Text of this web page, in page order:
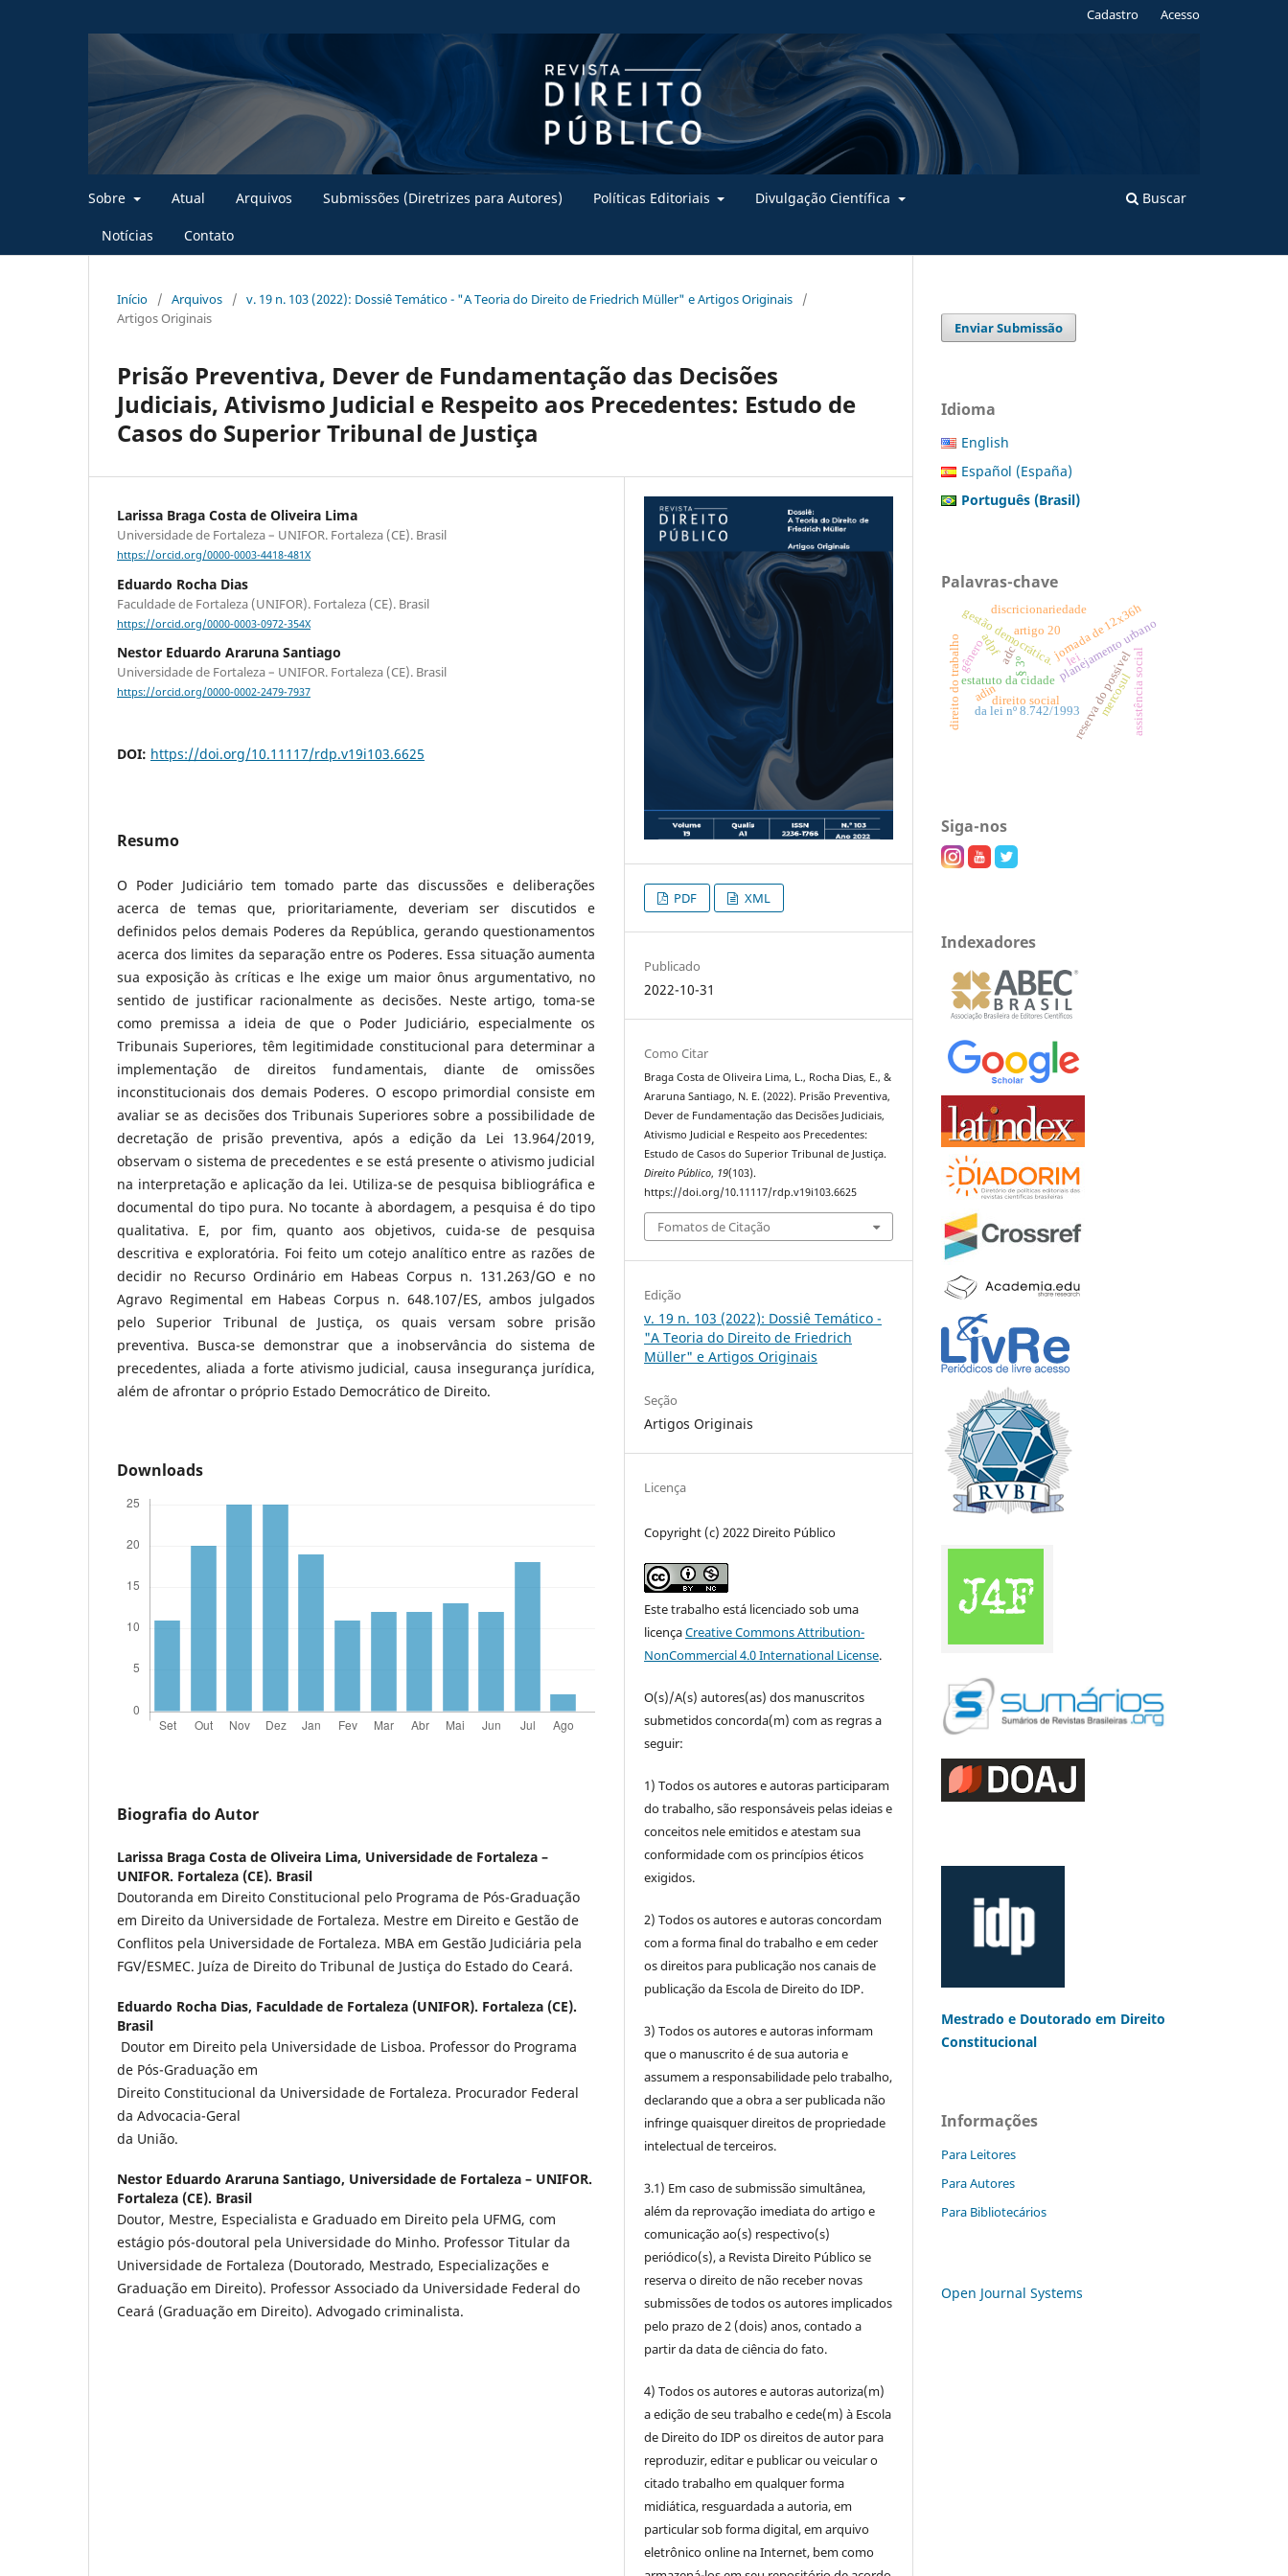
Sobre Atual Arquivos Submissões (Diretrizes para Autores) Políticas Editoriais Divulgação Científica
Notícias Contato
Buscar
Cadastro Acesso
Início / Arquivos / v. 19 n. 103 (2022): Dossiê Temático - "A Teoria do Direito de Friedrich Müller" e Artigos Originais
/
Artigos Originais
Prisão Preventiva, Dever de Fundamentação das Decisões
Judiciais, Ativismo Judicial e Respeito aos Precedentes: Estudo de
Casos do Superior Tribunal de Justiça
Larissa Braga Costa de Oliveira Lima
Universidade de Fortaleza – UNIFOR. Fortaleza (CE). Brasil
https://orcid.org/0000-0003-4418-481X
Eduardo Rocha Dias
Faculdade de Fortaleza (UNIFOR). Fortaleza (CE). Brasil
https://orcid.org/0000-0003-0972-354X
Nestor Eduardo Araruna Santiago
Universidade de Fortaleza – UNIFOR. Fortaleza (CE). Brasil
https://orcid.org/0000-0002-2479-7937
DOI: https://doi.org/10.11117/rdp.v19i103.6625
Resumo
O Poder Judiciário tem tomado parte das discussões e deliberações
acerca de temas que, prioritariamente, deveriam ser discutidos e
definidos pelos demais Poderes da República, gerando questionamentos
acerca dos limites da separação entre os Poderes. Essa situação aumenta
sua exposição às críticas e lhe exige um maior ônus argumentativo, no
sentido de justificar racionalmente as decisões. Neste artigo, toma-se
como premissa a ideia de que o Poder Judiciário, especialmente os
Tribunais Superiores, têm legitimidade constitucional para determinar a
implementação de direitos fundamentais, diante de omissões
inconstitucionais dos demais Poderes. O escopo primordial consiste em
avaliar se as decisões dos Tribunais Superiores sobre a possibilidade de
decretação de prisão preventiva, após a edição da Lei 13.964/2019,
observam o sistema de precedentes e se está presente o ativismo judicial
na interpretação e aplicação da lei. Utiliza-se de pesquisa bibliográfica e
documental do tipo pura. No tocante à abordagem, a pesquisa é do tipo
qualitativa. E, por fim, quanto aos objetivos, cuida-se de pesquisa
descritiva e exploratória. Foi feito um cotejo analítico entre as razões de
decidir no Recurso Ordinário em Habeas Corpus n. 131.263/GO e no
Agravo Regimental em Habeas Corpus n. 648.107/ES, ambos julgados
pelo Superior Tribunal de Justiça, os quais versam sobre prisão
preventiva. Busca-se demonstrar que a inobservância do sistema de
precedentes, aliada a forte ativismo judicial, causa insegurança jurídica,
além de afrontar o próprio Estado Democrático de Direito.
Downloads
Biografia do Autor
Larissa Braga Costa de Oliveira Lima, Universidade de Fortaleza –
UNIFOR. Fortaleza (CE). Brasil
Doutoranda em Direito Constitucional pelo Programa de Pós-Graduação
em Direito da Universidade de Fortaleza. Mestre em Direito e Gestão de
Conflitos pela Universidade de Fortaleza. MBA em Gestão Judiciária pela
FGV/ESMEC. Juíza de Direito do Tribunal de Justiça do Estado do Ceará.
Eduardo Rocha Dias, Faculdade de Fortaleza (UNIFOR). Fortaleza (CE).
Brasil
Doutor em Direito pela Universidade de Lisboa. Professor do Programa
de Pós-Graduação em
Direito Constitucional da Universidade de Fortaleza. Procurador Federal
da Advocacia-Geral
da União.
Nestor Eduardo Araruna Santiago, Universidade de Fortaleza – UNIFOR.
Fortaleza (CE). Brasil
Doutor, Mestre, Especialista e Graduado em Direito pela UFMG, com
estágio pós-doutoral pela Universidade do Minho. Professor Titular da
Universidade de Fortaleza (Doutorado, Mestrado, Especializações e
Graduação em Direito). Professor Associado da Universidade Federal do
Ceará (Graduação em Direito). Advogado criminalista.
PDF XML
Publicado
2022-10-31
Como Citar
Braga Costa de Oliveira Lima, L., Rocha Dias, E., &
Araruna Santiago, N. E. (2022). Prisão Preventiva,
Dever de Fundamentação das Decisões Judiciais,
Ativismo Judicial e Respeito aos Precedentes:
Estudo de Casos do Superior Tribunal de Justiça.
Direito Público, 19(103).
https://doi.org/10.11117/rdp.v19i103.6625
Fomatos de Citação
Edição
v. 19 n. 103 (2022): Dossiê Temático -
"A Teoria do Direito de Friedrich
Müller" e Artigos Originais
Seção
Artigos Originais
Licença
Copyright (c) 2022 Direito Público
Este trabalho está licenciado sob uma
licençaCreative Commons Attribution-
NonCommercial 4.0 International License.
O(s)/A(s) autores(as) dos manuscritos
submetidos concorda(m) com as regras a
seguir:
1) Todos os autores e autoras participaram
do trabalho, são responsáveis pelas ideias e
conceitos nele emitidos e atestam sua
conformidade com os princípios éticos
exigidos.
2) Todos os autores e autoras concordam
com a forma final do trabalho e em ceder
os direitos para publicação nos canais de
publicação da Escola de Direito do IDP.
3) Todos os autores e autoras informam
que o manuscrito é de sua autoria e
assumem a responsabilidade pelo trabalho,
declarando que a obra a ser publicada não
infringe quaisquer direitos de propriedade
intelectual de terceiros.
3.1) Em caso de submissão simultânea,
além da reprovação imediata do artigo e
comunicação ao(s) respectivo(s)
periódico(s), a Revista Direito Público se
reserva o direito de não receber novas
submissões de todos os autores implicados
pelo prazo de 2 (dois) anos, contado a
partir da data de ciência do fato.
4) Todos os autores e autoras autoriza(m)
a edição de seu trabalho e cede(m) à Escola
de Direito do IDP os direitos de autor para
reproduzir, editar e publicar ou veicular o
citado trabalho em qualquer forma
midiática, resguardada a autoria, em
particular sob forma digital, em arquivo
eletrônico online na Internet, bem como
Enviar Submissão
Idioma
English
Español (España)
Português (Brasil)
Palavras-chave
planejamento urbano
estatuto da cidade
gestão democrática.
reserva do possível
discricionariedade
lei
direito social assistência social
artigo 20
§ 3º
da lei nº 8.742/1993
direito do trabalho
jornada de 12x36h
mercosul
adc
adin
adpf
gênero
Siga-nos
Indexadores
Mestrado e Doutorado em Direito
Constitucional
Informações
Para Leitores
Para Autores
Para Bibliotecários
Open Journal Systems